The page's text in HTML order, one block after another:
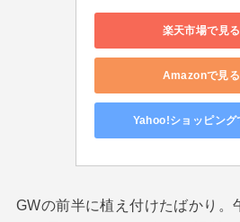
楽天市場で見る
Amazonで見る
Yahoo!ショッピング
GWの前半に植え付けたばかり。